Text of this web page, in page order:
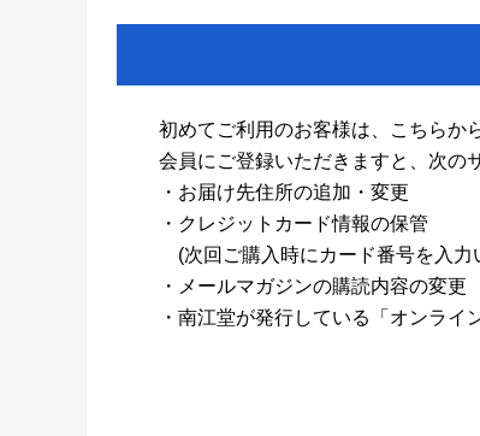
初めてご利用のお客様は、こちらか
会員にご登録いただきますと、次の
・お届け先住所の追加・変更
・クレジットカード情報の保管
(次回ご購入時にカード番号を入力
・メールマガジンの購読内容の変更
・南江堂が発行している「オンラ